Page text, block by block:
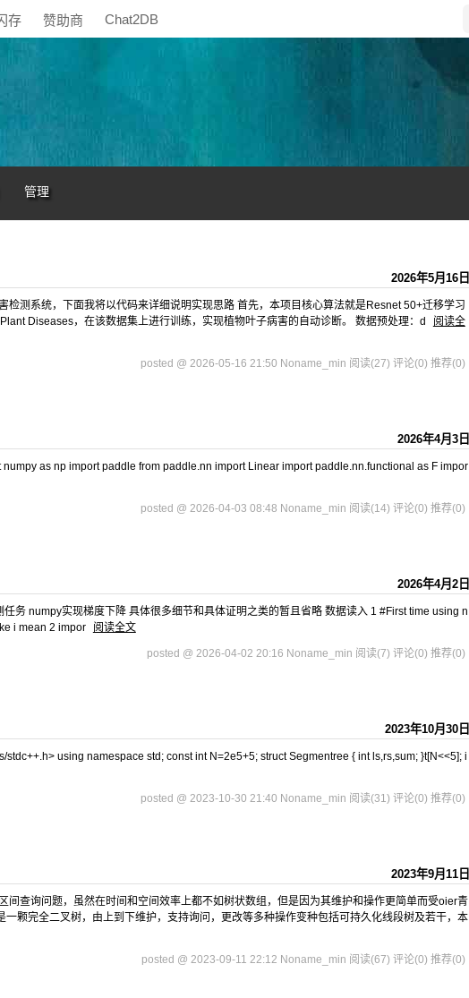
存 赞助商 Chat2DB
管理
2026年5月16日
检测系统，下面我将以代码来详细说明实现思路 首先，本项目核心算法就是Resnet 50+迁移学习
Diseases，在该数据集上进行训练，实现植物叶子病害的自动诊断。 数据预处理：d
阅读全
posted @ 2026-05-16 21:50 Noname_min 阅读(27) 评论(0) 推荐(0)
2026年4月3日
as np import paddle from paddle.nn import Linear import paddle.nn.functional as F impor
posted @ 2026-04-03 08:48 Noname_min 阅读(14) 评论(0) 推荐(0)
2026年4月2日
务 numpy实现梯度下降 具体很多细节和具体证明之类的暂且省略 数据读入 1 #First time using n
i mean 2 impor
阅读全文
posted @ 2026-04-02 20:16 Noname_min 阅读(7) 评论(0) 推荐(0)
2023年10月30日
using namespace std; const int N=2e5+5; struct Segmentree { int ls,rs,sum; }t[N<<5]; i
posted @ 2023-10-30 21:40 Noname_min 阅读(31) 评论(0) 推荐(0)
2023年9月11日
间查询问题，虽然在时间和空间效率上都不如树状数组，但是因为其维护和操作更简单而受oier青
颗完全二叉树，由上到下维护，支持询问，更改等多种操作变种包括可持久化线段树及若干，本
posted @ 2023-09-11 22:12 Noname_min 阅读(67) 评论(0) 推荐(0)